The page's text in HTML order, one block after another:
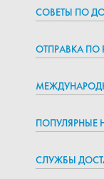
СОВЕТЫ ПО
ОТПРАВКА ПО
ПОПУЛЯРНЫЕ
СЛУЖБЫ